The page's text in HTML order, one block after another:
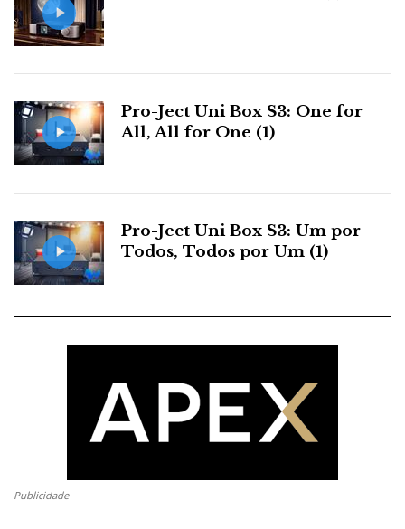
Pro-Ject Uni Box S3: One for
All, All for One (1)
Pro-Ject Uni Box S3: Um por
Todos, Todos por Um (1)
Publicidade